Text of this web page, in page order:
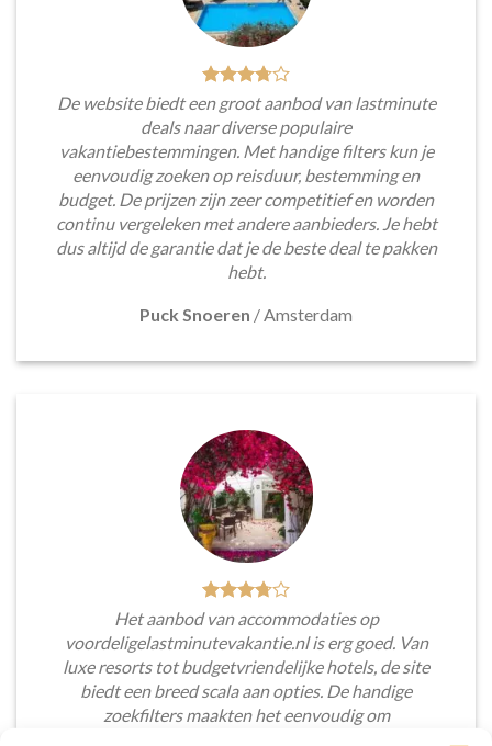
De website biedt een groot aanbod van lastminute
deals naar diverse populaire
vakantiebestemmingen. Met handige filters kun je
eenvoudig zoeken op reisduur, bestemming en
budget. De prijzen zijn zeer competitief en worden
continu vergeleken met andere aanbieders. Je hebt
dus altijd de garantie dat je de beste deal te pakken
hebt.
Puck Snoeren /Amsterdam
Het aanbod van accommodaties op
voordeligelastminutevakantie.nl is erg goed. Van
luxe resorts tot budgetvriendelijke hotels, de site
biedt een breed scala aan opties. De handige
zoekfilters maakten het eenvoudig om